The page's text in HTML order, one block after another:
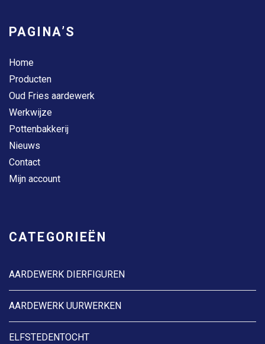
PAGINA’S
Home
Producten
Oud Fries aardewerk
Werkwijze
Pottenbakkerij
Nieuws
Contact
Mijn account
CATEGORIEËN
AARDEWERK DIERFIGUREN
AARDEWERK UURWERKEN
ELFSTEDENTOCHT